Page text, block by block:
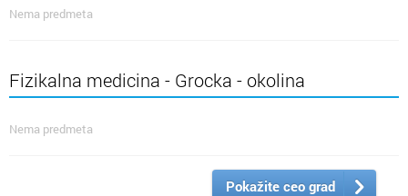
Nema predmeta
Fizikalna medicina - Grocka - okolina
Nema predmeta
Pokažite ceo grad